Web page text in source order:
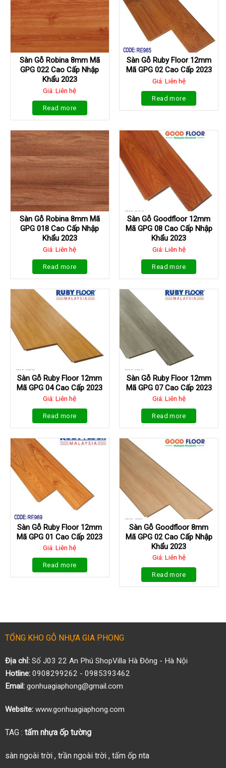
Sàn Gỗ Robina 8mm Mã
GPG 022 Cao Cấp Nhập
Khẩu 2023
Giá: Liên hệ
Read more
Sàn Gỗ Ruby Floor 12mm
Mã GPG 02 Cao Cấp 2023
Giá: Liên hệ
Read more
Sàn Gỗ Robina 8mm Mã
GPG 018 Cao Cấp Nhập
Khẩu 2023
Giá: Liên hệ
Read more
Sàn Gỗ Goodfloor 12mm
Mã GPG 08 Cao Cấp Nhập
Khẩu 2023
Giá: Liên hệ
Read more
Sàn Gỗ Ruby Floor 12mm
Mã GPG 04 Cao Cấp 2023
Giá: Liên hệ
Read more
Sàn Gỗ Ruby Floor 12mm
Mã GPG 07 Cao Cấp 2023
Giá: Liên hệ
Read more
Sàn Gỗ Ruby Floor 12mm
Mã GPG 01 Cao Cấp 2023
Giá: Liên hệ
Read more
Sàn Gỗ Goodfloor 8mm
Mã GPG 02 Cao Cấp Nhập
Khẩu 2023
Giá: Liên hệ
Read more
TỔNG KHO GỖ NHỰA GIA PHONG
Địa chỉ:Số J03 22 An Phú ShopVilla Hà Đông - Hà Nội
Hotline:0908299262 - 0985393462
Email:gonhuagiaphong@gmail.com
Website:www.gonhuagiaphong.com
TAG : tấm nhựa ốp tường
sàn ngoài trời, trần ngoài trời, tấm ốp nta